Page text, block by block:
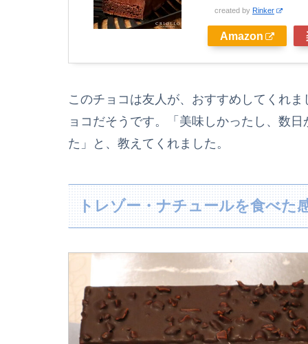
created by Rinker
Amazon
このチョコは友人が、おすすめしてくれ
ョコだそうです。「美味しかったし、数
た」と、教えてくれました。
トレゾー・ナチュールを食べた